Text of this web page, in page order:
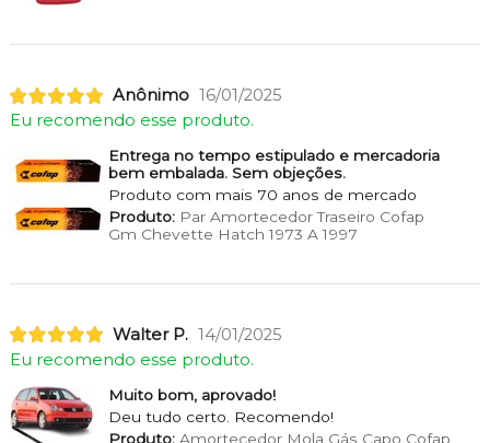
Anônimo 16/01/2025
Eu recomendo esse produto.
Entrega no tempo estipulado e mercadoria
bem embalada. Sem objeções.
Produto com mais 70 anos de mercado
Produto:Par Amortecedor Traseiro Cofap
Gm Chevette Hatch 1973 A 1997
Walter P. 14/01/2025
Eu recomendo esse produto.
Muito bom, aprovado!
Deu tudo certo. Recomendo!
Produto:Amortecedor Mola Gás Capo Cofap